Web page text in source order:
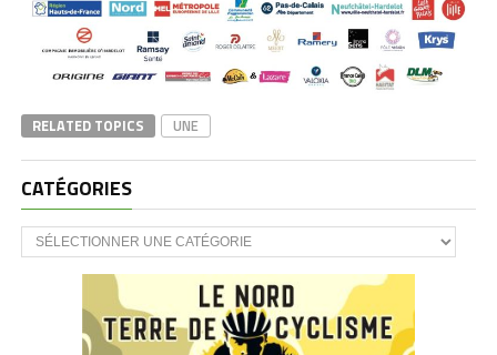
RELATED TOPICS UNE
CATÉGORIES
CATÉGORIES